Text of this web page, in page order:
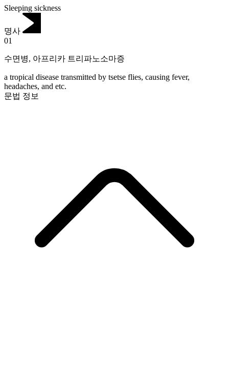
Sleeping sickness
명사
01
수면병, 아프리카 트리파노소마증
a tropical disease transmitted by tsetse flies, causing fever,
headaches, and etc.
문법 정보